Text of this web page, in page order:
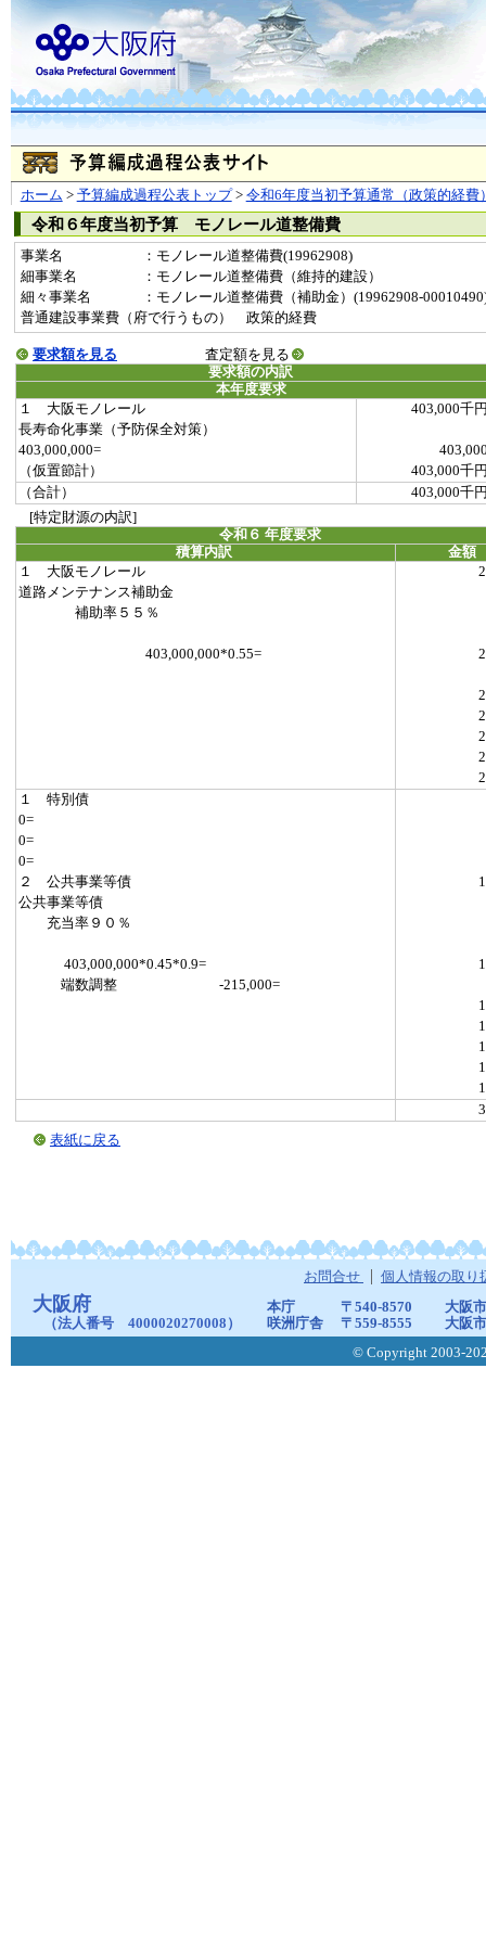
ホーム > 予算編成過程公表トップ> 令和6年度当初予算通常（政策的経費
令和６年度当初予算 モノレール道整備費
事業名
：モノレール道整備費(19962908)
細事業名
：モノレール道整備費（維持的建設）
細々事業名
：モノレール道整備費（補助金）(19962908-
普通建設事業費（府で行うもの） 政策的経費
要求額を見る
査定額を見る
要求額の内訳
本年度要求
１ 大阪モノレール
403,000千
長寿命化事業（予防保全対策）
403,000,000=
（仮置節計）
403,000千
（合計）
403,000千
[特定財源の内訳]
令和６ 年度要求
積算内訳
金額
１ 大阪モノレール
道路メンテナンス補助金
補助率５５％
403,000,000*0.55=
１ 特別債
0=
0=
0=
２ 公共事業等債
公共事業等債
充当率９０％
403,000,000*0.45*0.9=
端数調整 -215,000=
表紙に戻る
お問合せ 個人情報の取り
大阪府
（法人番号 4000020270008）
本庁 〒540-8570
大阪
咲洲庁舎
〒559-8555
大阪
© Copyright 2003-